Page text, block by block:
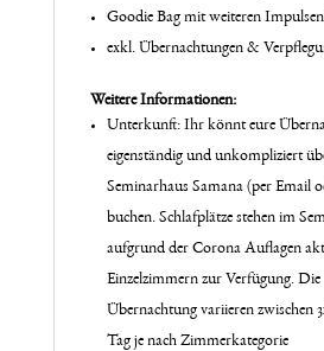
Goodie Bag mit weiteren
exkl. Übernachtungen &
Weitere Informationen:
Unterkunft: Ihr könnt eure
eigenständig und unkompliziert
Seminarhaus Samana (per Email
buchen. Schlafplätze stehen im
aufgrund der Corona Auflagen
Einzelzimmern zur Verfügung.
Übernachtung variieren zwischen
Tag je nach Zimmerkategorie